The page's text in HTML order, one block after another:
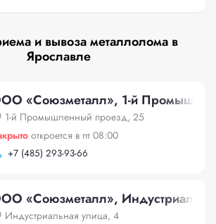
и вывоза металлолома в
Ярославле
«Союзметалл», 1-й
1-й Промышленный проезд, 25
откроется в пт 08:00
+7 (485) 293-93-66
«Союзметалл»,
Индустриальная улица, 4